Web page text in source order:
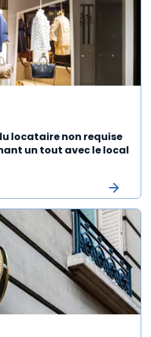
locataire non requise
un tout avec le local